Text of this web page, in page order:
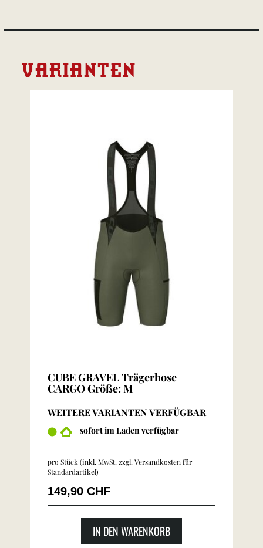
VARIANTEN
CUBE GRAVEL Trägerhose
CARGO Größe: M
WEITERE VARIANTEN VERFÜGBAR
sofort im Laden verfügbar
pro Stück (inkl. MwSt. zzgl. Versandkosten für
Standardartikel)
149,90 CHF
IN DEN WARENKORB